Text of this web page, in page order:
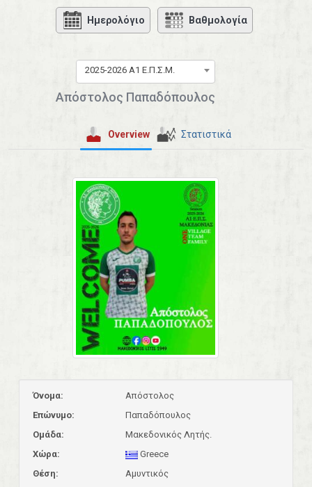
Ημερολόγιο Βαθμολογία
2025-2026 Α1 Ε.Π.Σ.Μ.
Απόστολος Παπαδόπουλος
Overview Στατιστικά
Όνομα:
Απόστολος
Επώνυμο:
Παπαδόπουλος
Ομάδα:
Μακεδονικός Λητής.
Χώρα:
Greece
Θέση:
Αμυντικός